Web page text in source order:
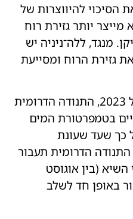
הסיכוי להיווצרות של
מייצר יותר גזירת רוח
מנגד, ללה־ניניה יש
גזירת הרוח ומסייעת
במהלך עונת ההוריקנים של 2023, התנודה הדרומית
בטמפרטורת המים
כך שעד שעונת
של 2024 תחל, התנודה הדרומית תעבור
(בין אוגוסט
באופן חד לשלב